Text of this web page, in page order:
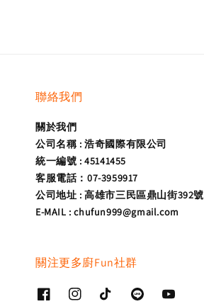
聯絡我們
關於我們
公司名稱 : 浩奇國際有限公司
統一編號 : 45141455
客服電話：07-3959917
公司地址 : 高雄市三民區鼎山街392號
E-MAIL : chufun999@gmail.com
關注更多廚Fun社群